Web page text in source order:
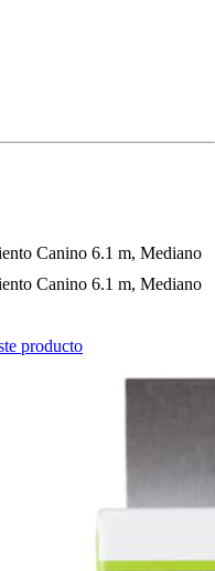
Canino 6.1 m, Mediano
Canino 6.1 m, Mediano
producto